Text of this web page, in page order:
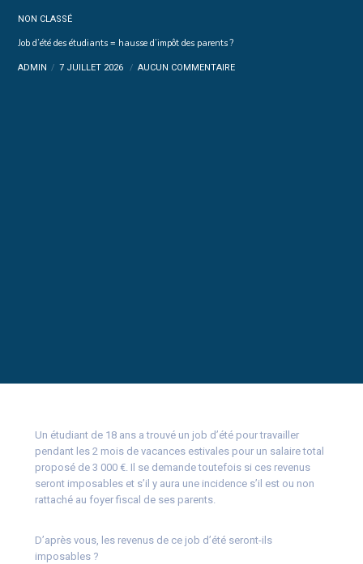
NON CLASSÉ
Job d’été des étudiants = hausse d’impôt des parents ?
ADMIN 7 JUILLET 2026 AUCUN COMMENTAIRE
Un étudiant de 18 ans a trouvé un job d’été pour travailler
pendant les 2 mois de vacances estivales pour un salaire total
proposé de 3 000 €. Il se demande toutefois si ces revenus
seront imposables et s’il y aura une incidence s’il est ou non
rattaché au foyer fiscal de ses parents.
D’après vous, les revenus de ce job d’été seront-ils
imposables ?